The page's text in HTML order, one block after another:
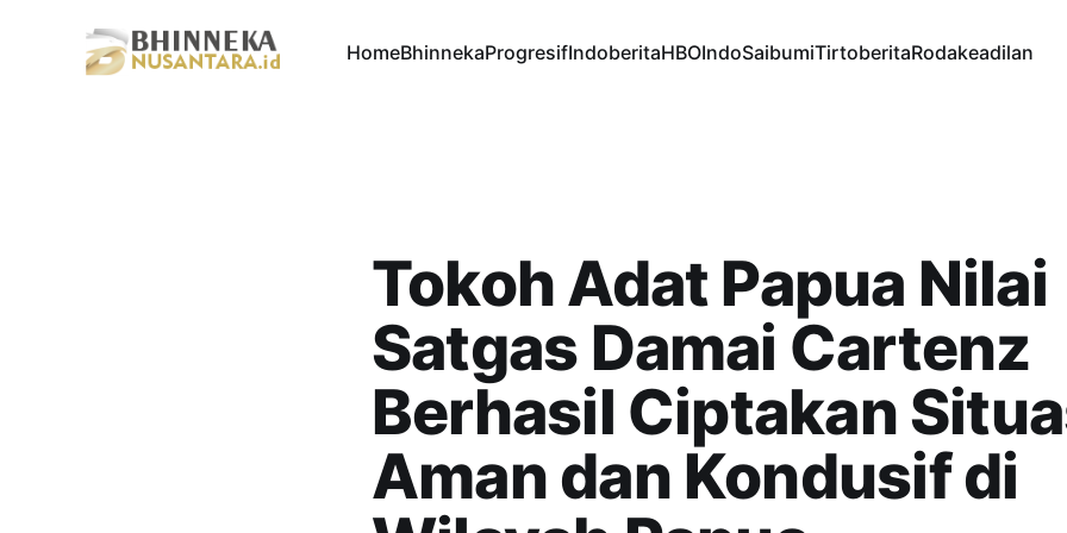
HomeBhinnekaProgresifIndoberitaHBOIndoSaibumiTirtoberitaRodakeadilan
Tokoh Adat Papua Nilai
Satgas Damai Cartenz
Berhasil Ciptakan
Aman dan Kondusif di